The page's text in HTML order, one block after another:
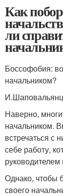
Как
ли
Боссофобия:
начальником?
И.Шаповальянц
Наверно,
начальником.
встречаться с
себе работу,
руководителем
Однако, чтобы
своего